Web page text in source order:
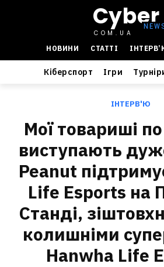
Cyber
COM.UA
НОВИНИ
СТАТТІ
Кіберспорт Ігри
ІНТЕРВ'Ю
Мої товариші
виступають
Peanut
Life Esports на
Станді,
колишніми
Hanwha Life